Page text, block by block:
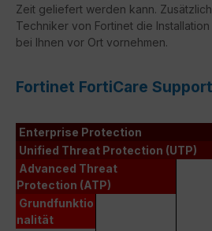
Zeit geliefert werden kann.
Techniker von Fortinet die
bei Ihnen vor Ort vornehmen.
Fortinet FortiCare Support
Enterprise Protection
Unified Threat Protection (UTP)
Advanced Threat
Protection (ATP)
Grundfunktio
nalität